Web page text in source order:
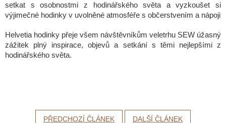
setkat s osobnostmi z hodinářského světa a vyzkoušet si
výjimečné hodinky v uvolněné atmosféře s občerstvením a nápoji​
Helvetia hodinky přeje všem návštěvníkům veletrhu SEW úžasný
zážitek plný inspirace, objevů a setkání s těmi nejlepšími z
hodinářského světa.
PŘEDCHOZÍ ČLÁNEK DALŠÍ ČLÁNEK